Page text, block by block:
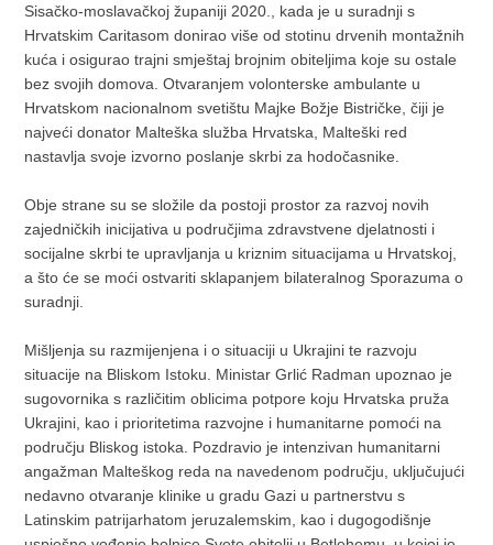
Sisačko-moslavačkoj županiji 2020., kada je u suradnji s
Hrvatskim Caritasom donirao više od stotinu drvenih montažnih
kuća i osigurao trajni smještaj brojnim obiteljima koje su ostale
bez svojih domova. Otvaranjem volonterske ambulante u
Hrvatskom nacionalnom svetištu Majke Božje Bistričke, čiji je
najveći donator Malteška služba Hrvatska, Malteški red
nastavlja svoje izvorno poslanje skrbi za hodočasnike.
Obje strane su se složile da postoji prostor za razvoj novih
zajedničkih inicijativa u područjima zdravstvene djelatnosti i
socijalne skrbi te upravljanja u kriznim situacijama u Hrvatskoj,
a što će se moći ostvariti sklapanjem bilateralnog Sporazuma o
suradnji.
Mišljenja su razmijenjena i o situaciji u Ukrajini te razvoju
situacije na Bliskom Istoku. Ministar Grlić Radman upoznao je
sugovornika s različitim oblicima potpore koju Hrvatska pruža
Ukrajini, kao i prioritetima razvojne i humanitarne pomoći na
području Bliskog istoka. Pozdravio je intenzivan humanitarni
angažman Malteškog reda na navedenom području, uključujući
nedavno otvaranje klinike u gradu Gazi u partnerstvu s
Latinskim patrijarhatom jeruzalemskim, kao i dugogodišnje